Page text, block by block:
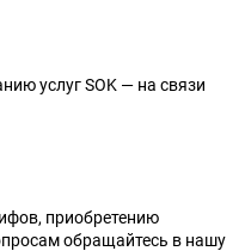
услуг SOK — на связи
приобретению
обращайтесь в нашу